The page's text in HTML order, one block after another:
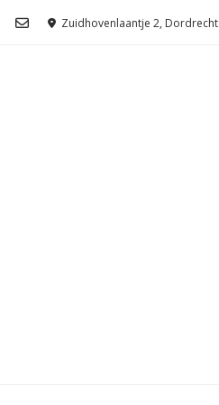
naar
Zuidhovenlaantje 2, Dordrecht